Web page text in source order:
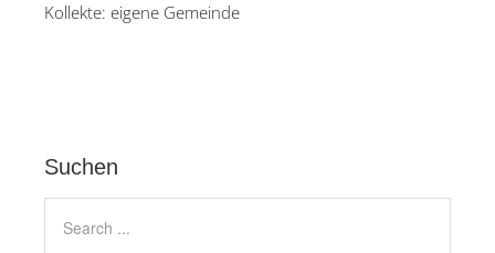
Kollekte: eigene Gemeinde
Suchen